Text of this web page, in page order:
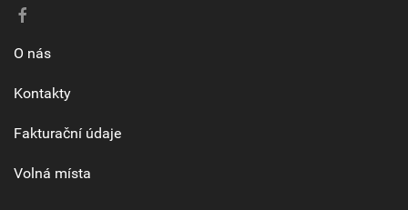
O nás
Kontakty
Fakturační údaje
Volná místa